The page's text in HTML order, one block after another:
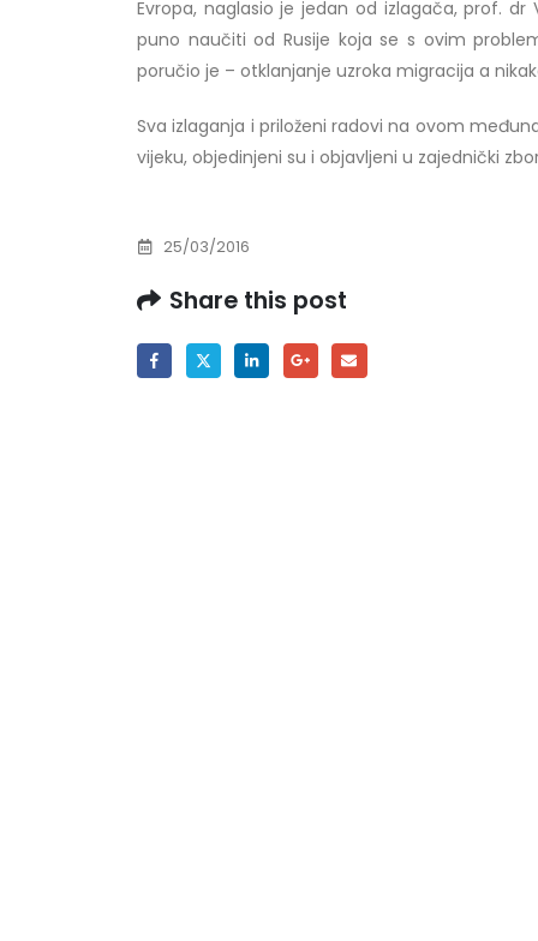
Evropa, naglasio je jedan od izlagača, prof.
puno naučiti od Rusije koja se s ovim
poručio je – otklanjanje uzroka migracija a
Sva izlaganja i priloženi radovi na ovom
vijeku, objedinjeni su i objavljeni u zajednički
25/03/2016
Share this post
Prof. dr Esed Karić – rezultati ispita
25/07/2026